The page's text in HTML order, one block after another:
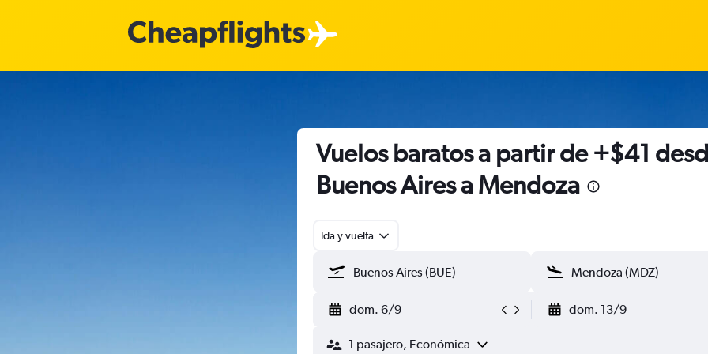
Vuelos baratos a partir de +$41
Buenos Aires a Mendoza
Ida y vuelta
dom. 6/9 dom. 13/9
1 pasajero, Económica